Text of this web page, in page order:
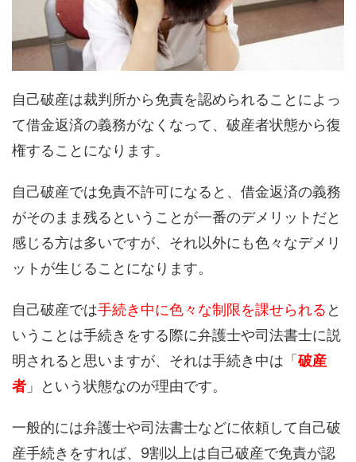
自己破産は裁判所から免責を認められることによっ
て借金返済の義務がなくなって、破産者状態から復
権することになります。
自己破産では免責不許可になると、借金返済の義務
がそのまま残るということが一番のデメリットだと
感じる方は多いですが、それ以外にも色々なデメリ
ットが生じることになります。
自己破産では手続き中に色々な制限を課せられる と
いうことは手続きをする際に弁護士や司法書士に説
明されると思いますが、それは手続き中は「破産
者 」という状態なのが理由です。
一般的には弁護士や司法書士などに依頼して自己破
産手続きをすれば、9割以上は自己破産で免責が認